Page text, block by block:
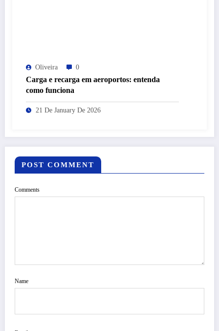
Oliveira 0
Carga e recarga em aeroportos: entenda
como funciona
21 De January De 2026
POST COMMENT
Comments
Name